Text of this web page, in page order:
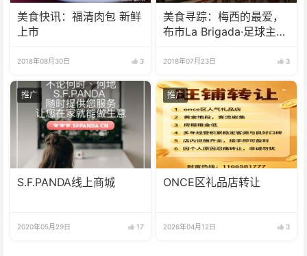
美食快讯：福清肉包 新鲜
上市
2018年08月30日 3
美食寻踪：梅西的最爱，
布市La Brigada·足球主题
2018年07月23日 3
推广
S.F.PANDA线上商城
2020年05月29日 17
推广
ONCE区礼品店转让
2026年04月12日 3